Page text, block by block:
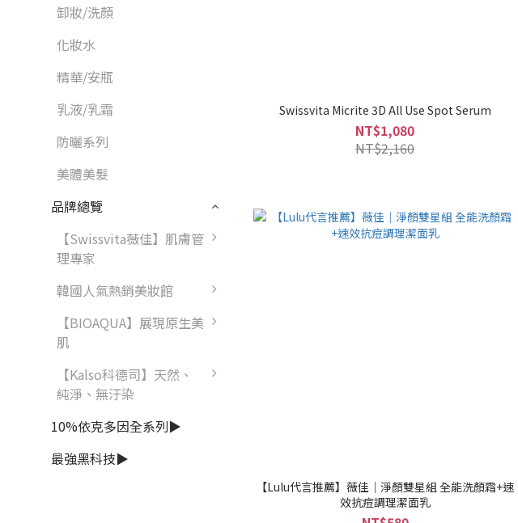
卸妝/洗顏
化妝水
精華/安瓶
乳液/乳霜
防曬系列
美體美髮
品牌總覽
【Swissvita薇佳】肌膚管
理專家
韓國人氣熱銷美妝館
【BIOAQUA】展現原生美
肌
【Kalso科德司】天然、
純淨、無汙染
10%依克多因全系列▶
最強黑科技▶
Swissvita Micrite 3D All Use Spot Serum
NT$1,080
NT$2,160
【Lulu代言推薦】薇佳｜淨顏雙星組 全能洗顏霜+速
效抗痘調理潔面乳